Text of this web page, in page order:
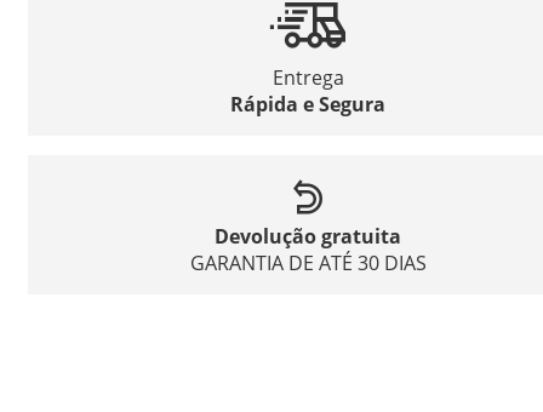
Entrega
Rápida e Segura
Devolução gratuita
GARANTIA DE ATÉ 30 DIAS